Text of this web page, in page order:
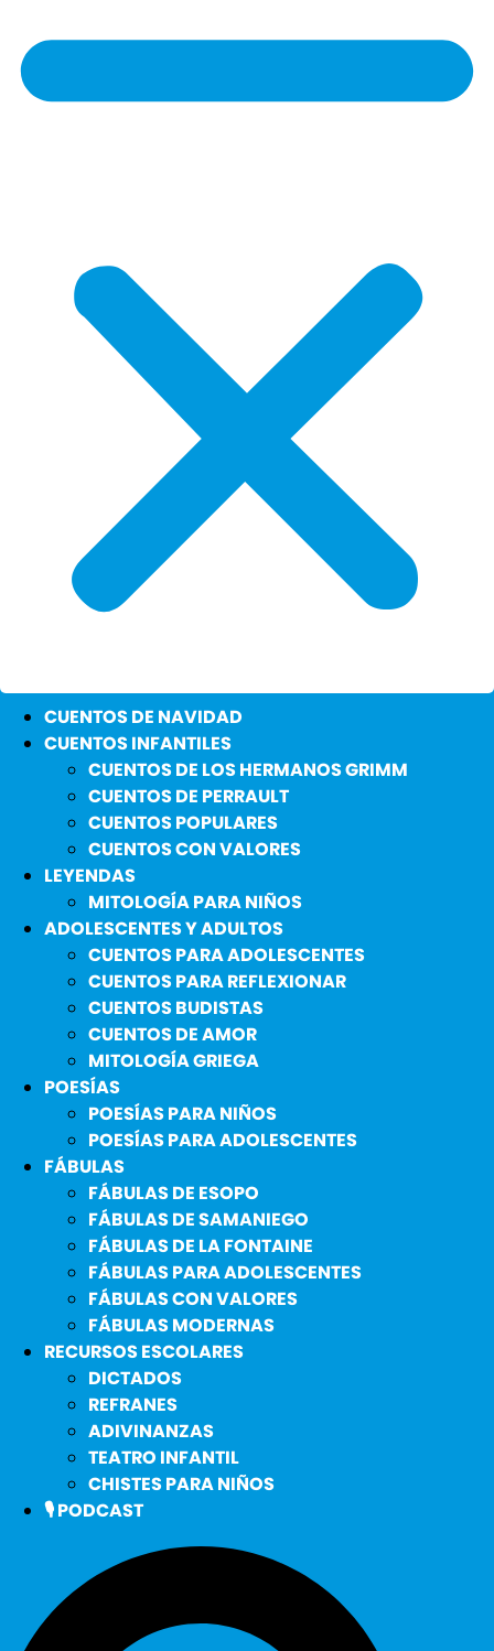
CUENTOS DE NAVIDAD
CUENTOS INFANTILES
CUENTOS DE LOS HERMANOS GRIMM
CUENTOS DE PERRAULT
CUENTOS POPULARES
CUENTOS CON VALORES
LEYENDAS
MITOLOGÍA PARA NIÑOS
ADOLESCENTES Y ADULTOS
CUENTOS PARA ADOLESCENTES
CUENTOS PARA REFLEXIONAR
CUENTOS BUDISTAS
CUENTOS DE AMOR
MITOLOGÍA GRIEGA
POESÍAS
POESÍAS PARA NIÑOS
POESÍAS PARA ADOLESCENTES
FÁBULAS
FÁBULAS DE ESOPO
FÁBULAS DE SAMANIEGO
FÁBULAS DE LA FONTAINE
FÁBULAS PARA ADOLESCENTES
FÁBULAS CON VALORES
FÁBULAS MODERNAS
RECURSOS ESCOLARES
DICTADOS
REFRANES
ADIVINANZAS
TEATRO INFANTIL
CHISTES PARA NIÑOS
🎙️ PODCAST